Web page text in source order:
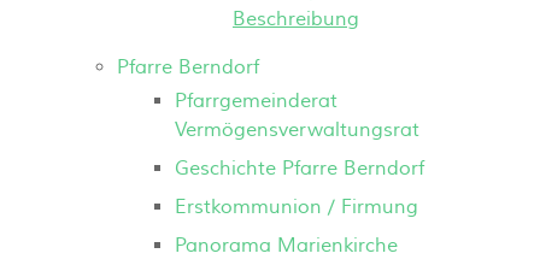
Beschreibung
Pfarre Berndorf
Pfarrgemeinderat
Vermögensverwaltungsrat
Geschichte Pfarre Berndorf
Erstkommunion / Firmung
Panorama Marienkirche